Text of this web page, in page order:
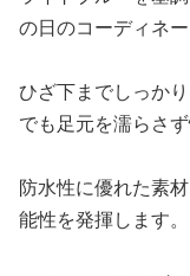
の日のコーディネ
ひざ下までしっか
でも足元を濡らさ
防水性に優れた素
能性を発揮します。